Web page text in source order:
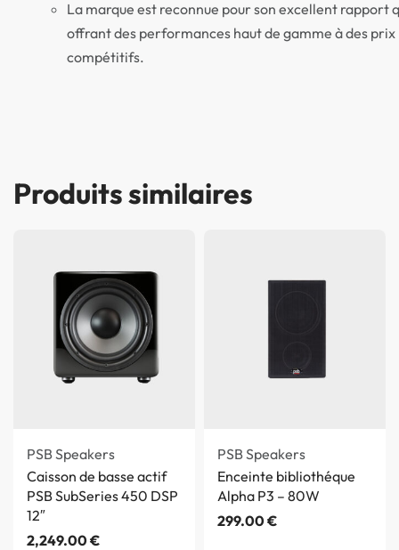
La marque est reconnue pour son excellent rapport
offrant des performances haut de gamme à des prix
compétitifs.
Produits similaires
PSB Speakers
Caisson de basse actif
PSB SubSeries 450 DSP
12″
2,249.00€
PSB Speakers
Enceinte bibliothéque
Alpha P3 – 80W
299.00€